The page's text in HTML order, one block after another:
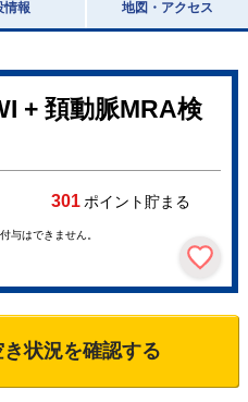
情報 地図・アクセス
+ 頚動脈MRA検
301ポイント貯まる
与はできません。
状況を確認する